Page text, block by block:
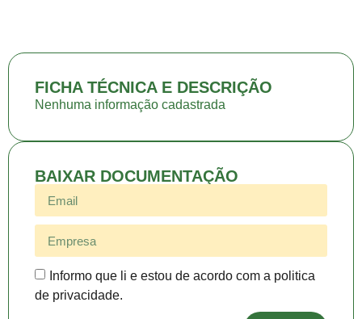
FICHA TÉCNICA E DESCRIÇÃO
Nenhuma informação cadastrada
BAIXAR DOCUMENTAÇÃO
Informo que li e estou de acordo com a politica
de privacidade.